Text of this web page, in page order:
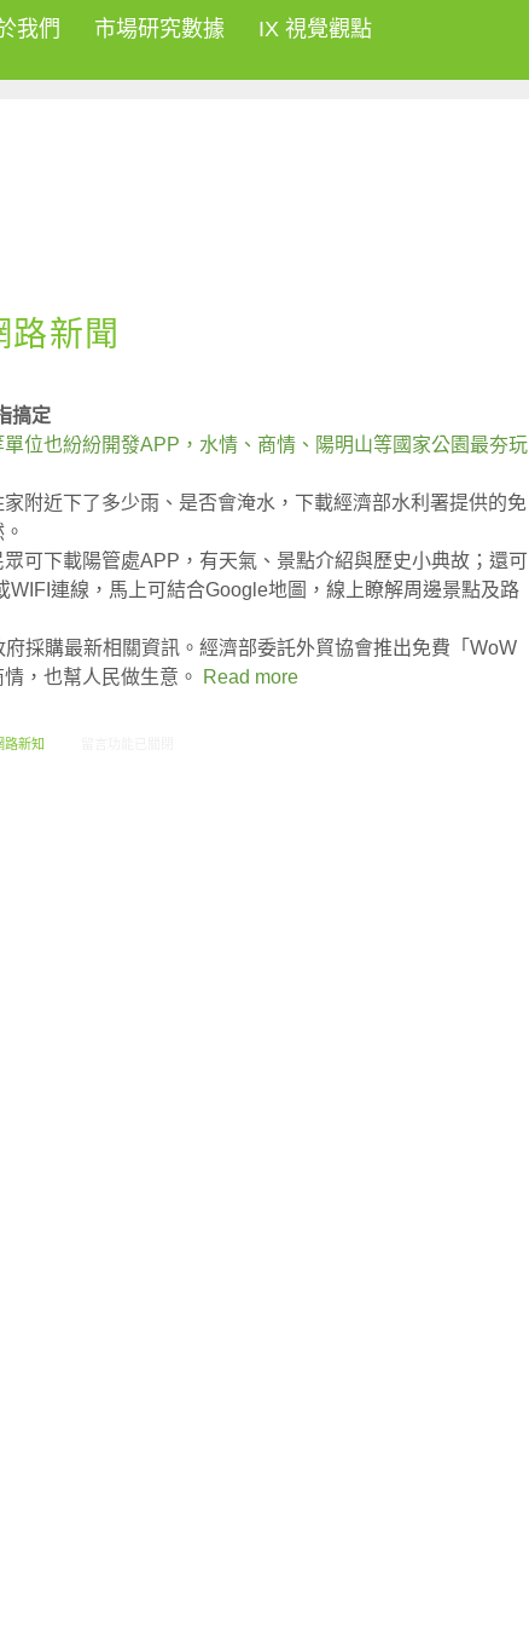
我們 市場研究數據 IX 視覺觀點
新聞
搞定
位也紛紛開發APP，水情、商情、陽明山等國家公園最夯玩
附近下了多少雨、是否會淹水，下載經濟部水利署提供的免
可下載陽管處APP，有天氣、景點介紹與歷史小典故；還可
WIFI連線，馬上可結合Google地圖，線上瞭解周邊景點及路
採購最新相關資訊。經濟部委託外貿協會推出免費「WoW
，也幫人民做生意。
Read more
路新知